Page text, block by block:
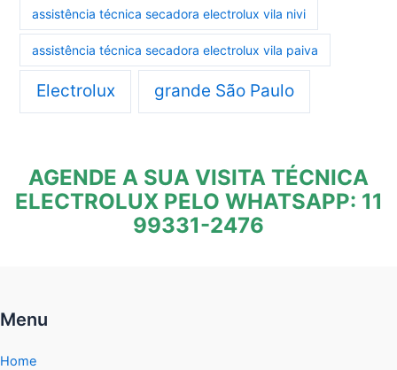
assistência técnica secadora electrolux vila nivi
assistência técnica secadora electrolux vila paiva
Electrolux grande São Paulo
AGENDE A SUA VISITA TÉCNICA
ELECTROLUX PELO WHATSAPP: 11
99331-2476
Menu
Home